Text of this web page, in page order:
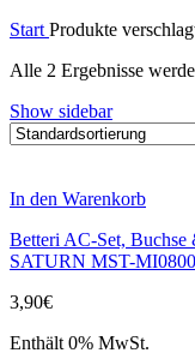
Start Produkte
Alle 2 Ergebnisse
Show sidebar
In den Warenkorb
Betteri AC-Set,
SATURN MST-MI0800
3,90€
Enthält 0% MwSt.